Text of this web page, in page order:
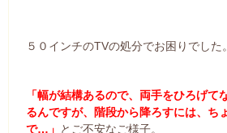
５０インチのTVの処分でお困りでした。
「幅が結構あるので、両手をひろげて
るんですが、階段から降ろすには、ち
で…」 とご不安なご様子。